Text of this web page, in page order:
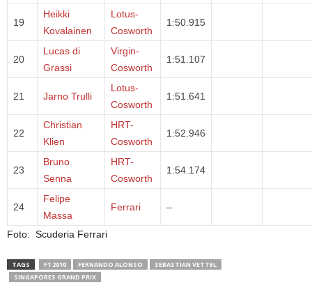
19
Heikki
Kovalainen
Lotus-
Cosworth
1:50.915
20
Lucas di
Grassi
Virgin-
Cosworth
1:51.107
21 Jarno Trulli
Lotus-
Cosworth
1:51.641
22
Christian
Klien
HRT-
Cosworth
1:52.946
23
Bruno
Senna
HRT-
Cosworth
1:54.174
24
Felipe
Massa
Ferrari –
Foto: Scuderia Ferrari
TAGS F1 2010 FERNANDO ALONSO
SEBASTIAN VETTEL
SINGAPORES GRAND PRIX